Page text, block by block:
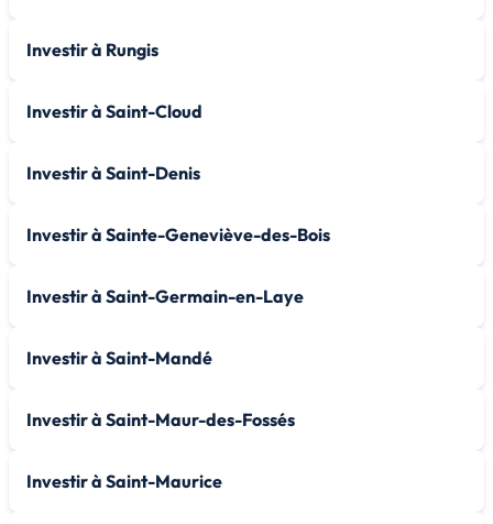
Investir à Rungis
Investir à Saint-Cloud
Investir à Saint-Denis
Investir à Sainte-Geneviève-des-Bois
Investir à Saint-Germain-en-Laye
Investir à Saint-Mandé
Investir à Saint-Maur-des-Fossés
Investir à Saint-Maurice